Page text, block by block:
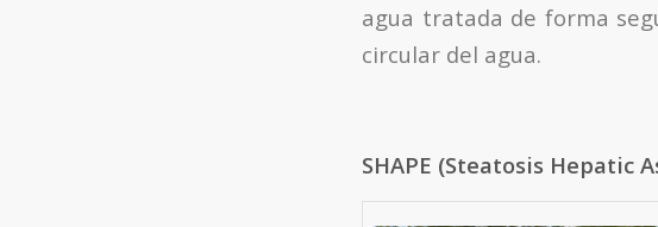
agua tratada de forma
circular del agua.
SHAPE (Steatosis Hepatic